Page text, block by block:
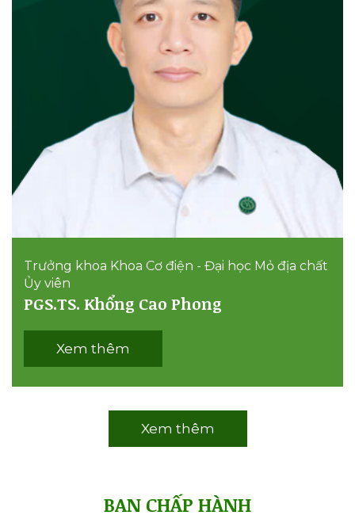
Trưởng khoa Khoa Cơ điện - Đại học Mỏ địa chất
Ủy viên
PGS.TS. Khổng Cao Phong
Xem thêm
Xem thêm
BAN CHẤP HÀNH